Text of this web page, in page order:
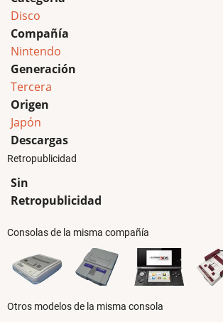
Disco
Compañía
Nintendo
Generación
Tercera
Origen
Japón
Descargas
Retropublicidad
Sin
Retropublicidad
Consolas de la misma compañía
Otros modelos de la misma consola